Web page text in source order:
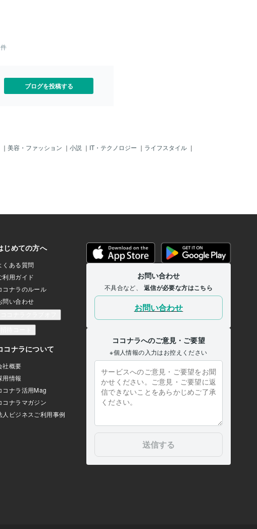
件
ブログを投稿する
｜ 美容・ファッション ｜ 小説 ｜ IT・テクノロジー ｜ ライフスタイル ｜